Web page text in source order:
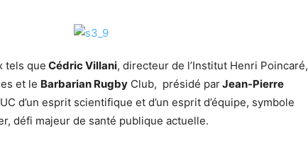
tels que Cédric Villani, directeur de l’Institut Henri Poincaré,
et le Barbarian Rugby Club, présidé parJean-Pierre
d’un esprit scientifique et d’un esprit d’équipe, symbole
défi majeur de santé publique actuelle.